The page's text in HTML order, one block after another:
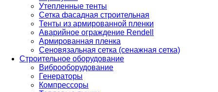
Утепленные тенты
Сетка фасадная строительная
Тенты из армированной пленки
Аварийное ограждение Rendell
Армированная пленка
Сеновязальная сетка (сенажная сетка)
Строительное оборудование
Виброоборудование
Генераторы
Компрессоры